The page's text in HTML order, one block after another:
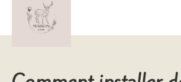
contenu